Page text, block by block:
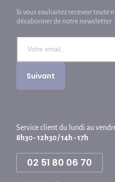
Si vous souhaitez recevoir toute
désabonner de notre newsletter :
Service client du lundi au
8h30 - 12h30 / 14h - 17h
02 51 80 06 70